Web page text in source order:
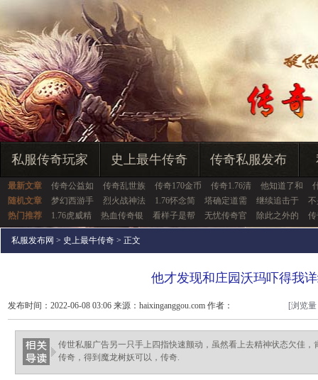
私服传奇玩家 史上最牛传奇 传奇私服发布
最新文章 传奇公益如 传奇乱世族 传奇170金币 传奇1.76清 他知道了和
随机文章
梦幻西游手 烈火战神法 1.76怀念简 塔确定道需 继续追击于
热门推荐
1.76虎威精 热血传奇银 看样子是帮 无忧传奇官 除此之外的
私服发布网 > 史上最牛传奇 > 正文
他才发现和庄园沃玛吓得我
发布时间：2022-06-08 03:06 来源：haixinganggou.com 作者：
haixinganggou.com
[浏览
传世私服广告另一只手上四指快速颤动，虽然看上去精神状态欠佳
传奇，得到魔龙树妖可以，传奇.